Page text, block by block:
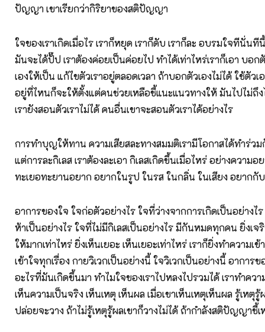
ปัญญา เขาเรียกว่ากิริยาของสติปัญญา
ใจของเราเกิดเมื่อไร เราก็หยุด เราก็ดับ เราก็ละ อบรมใจทีนั่น
มันจะได้ปั๊ป เราต้องค่อยเป็นค่อยไป ทำได้เท่าไหร่เราก็เอา บอก
เองให้เป็น แก้ไขตัวเราอยู่ตลอดเวลา ถ้าบอกตัวเองไม่ได้ ใช้ตัวเ
อยู่ที่ไหนก็จะให้ตั้งแต่คนช่วยเหลือชี้แนะแนวทางให้ มันไปไม่ถึ
เรายังสอนตัวเราไม่ได้ คนอื่นเขาจะสอนตัวเราได้อย่างไร
การทำบุญให้ทาน ความเสียสละทางสมมติเรามีโอกาสได้ทำร่วม
แต่การละกิเลส เราต้องละเอา กิเลสเกิดขึ้นเมื่อไหร่ อย่างความอ
ทะเยอทะยานอยาก อยากในรูป ในรส ในกลิ่น ในเสียง อยากกั
อาการของใจ ใจก่อตัวอย่างไร ใจที่ว่างจากการเกิดเป็นอย่างไ
ห้าเป็นอย่างไร ใจที่ไม่มีกิเลสเป็นอย่างไร มีกันหมดทุกคน ยิ่งเ
ให้มากเท่าไหร่ ยิ่งเห็นเยอะ เห็นเยอะเท่าไหร่ เราก็ยิ่งทำความเ
เข้าใจทุกเรื่อง กายวิเวกเป็นอย่างนี้ ใจวิเวกเป็นอย่างนี้ อาการ
อะไรที่มันเกิดขึ้นมา ทำไมใจของเราไปหลงไปรวมได้ เราทำคว
เห็นความเป็นจริง เห็นเหตุ เห็นผล เมื่อเขาเห็นเหตุเห็นผล รู้เหตุรู้
ปล่อยจะวาง ถ้าไม่รู้เหตุรู้ผลเขาก็วางไม่ได้ ถ้ากำลังสติปัญญาชี้